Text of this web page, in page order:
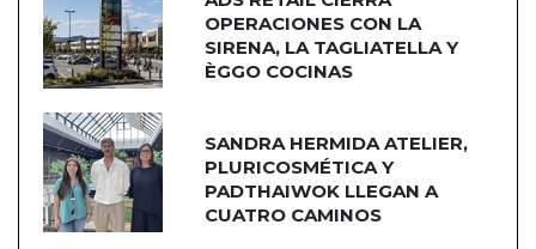
OPERACIONES CON LA
SIRENA, LA TAGLIATELLA Y
ÈGGO COCINAS
SANDRA HERMIDA ATELIER,
PLURICOSMÉTICA Y
PADTHAIWOK LLEGAN A
CUATRO CAMINOS